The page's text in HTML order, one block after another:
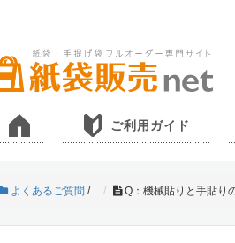
ご利用ガイド
よくあるご質問 / Q：機械貼りと手貼り